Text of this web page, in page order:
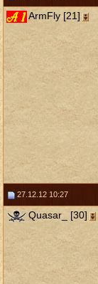
ArmFly [21]
27.12.12 10:27
Quasar_ [30]